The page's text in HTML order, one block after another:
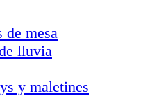
mesa
lluvia
y maletines